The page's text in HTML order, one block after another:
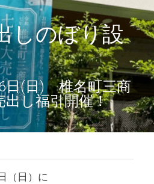
しのぼり設
日(日)　椎名町三商
出し福引開催！
（日）に